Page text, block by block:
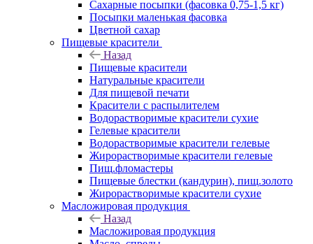
Сахарные посыпки (фасовка 0,75-1,5 кг)
Посыпки маленькая фасовка
Цветной сахар
Пищевые красители
Назад
Пищевые красители
Натуральные красители
Для пищевой печати
Красители с распылителем
Водорастворимые красители сухие
Гелевые красители
Водорастворимые красители гелевые
Жирорастворимые красители гелевые
Пищ.фломастеры
Пищевые блестки (кандурин), пищ.золото
Жирорастворимые красители сухие
Масложировая продукция
Назад
Масложировая продукция